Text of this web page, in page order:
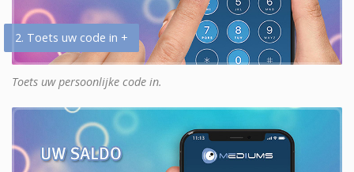
2. Toets uw code in +
Toets uw persoonlijke code in.